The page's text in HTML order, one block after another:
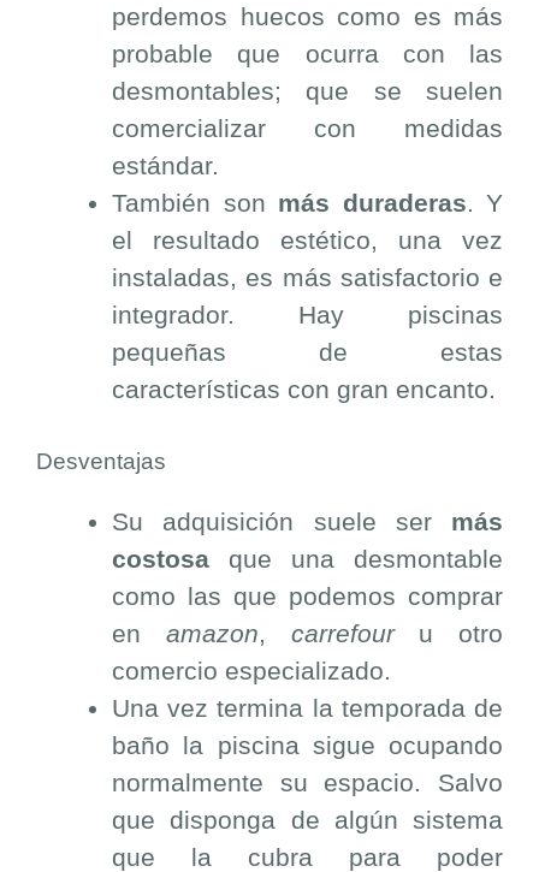
perdemos huecos como es más
probable que ocurra con las
desmontables; que se suelen
comercializar con medidas
estándar.
También son más duraderas . Y
el resultado estético, una vez
instaladas, es más satisfactorio e
integrador. Hay piscinas
pequeñas de estas
características con gran encanto.
Desventajas
Su adquisición suele ser más
costosa que una desmontable
como las que podemos comprar
en amazon, carrefouru otro
comercio especializado.
Una vez termina la temporada de
baño la piscina sigue ocupando
normalmente su espacio. Salvo
que disponga de algún sistema
que la cubra para poder